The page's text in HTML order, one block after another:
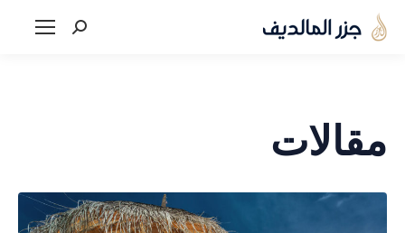
Search:
مقالات